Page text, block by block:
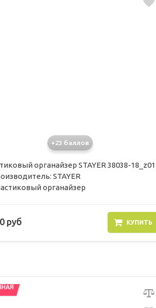
+23 баллов
органайзер STAYER 38038-18_z01
STAYER
органайзер
руб КУПИТЬ